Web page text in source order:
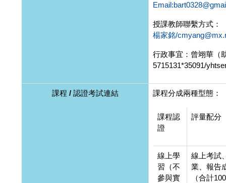
授課教師聯繫方式：
楊家銘/
行政事宜：曾翊華（
5715131*35091/
課程 / 認證考試連結 課程分成兩種型態：
課程認
證
評量配分
線上學
習（不
參與實
線上考試
業、報告
（合計